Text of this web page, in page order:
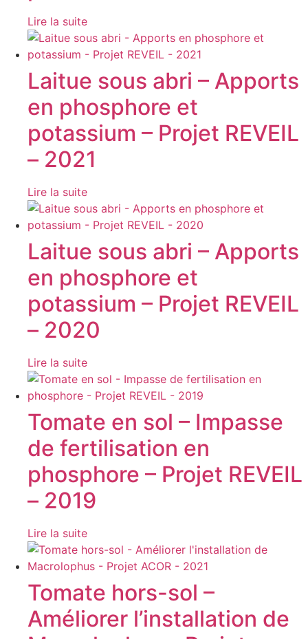
Lire la suite
Laitue sous abri – Apports
en phosphore et
potassium – Projet REVEIL
– 2021
Lire la suite
Laitue sous abri – Apports
en phosphore et
potassium – Projet REVEIL
– 2020
Lire la suite
Tomate en sol – Impasse
de fertilisation en
phosphore – Projet REVEIL
– 2019
Lire la suite
Tomate hors-sol –
Améliorer l’installation de